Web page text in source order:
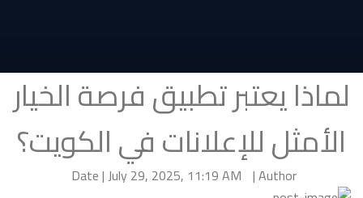
لماذا يعتبر تطبيق فرصة الخيار
الأمثل للإعلانات في الكويت؟
Author |
Date | July 29, 2025, 11:19 AM